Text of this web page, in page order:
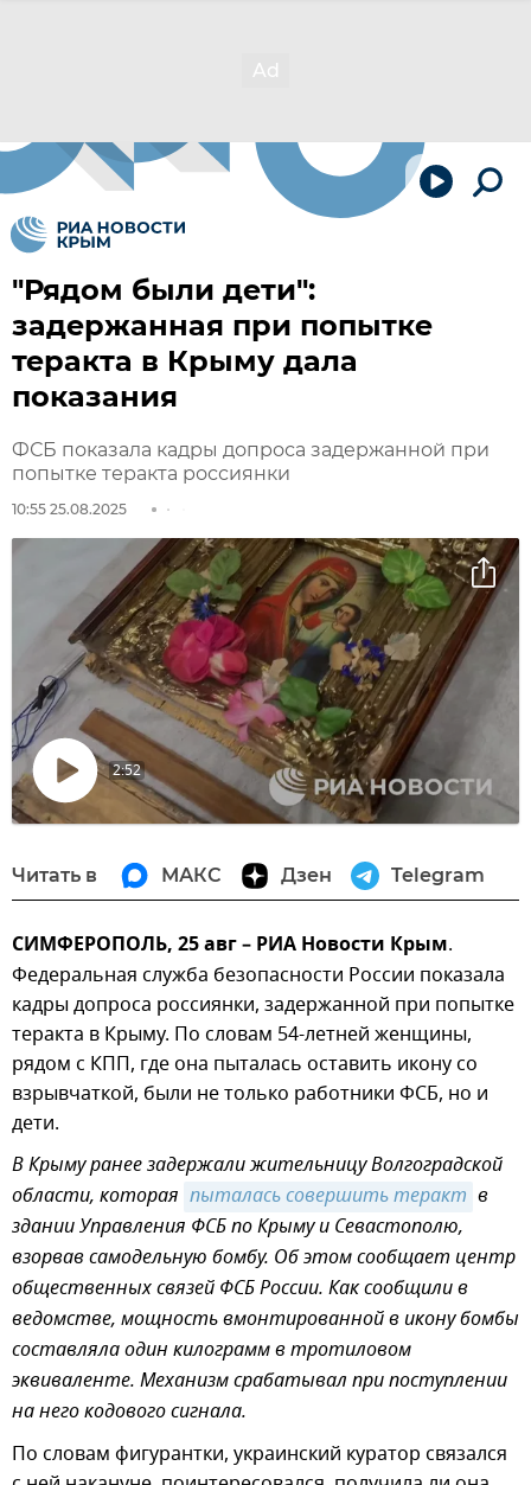
"Рядом были дети":
задержанная при попытке
теракта в Крыму дала
показания
ФСБ показала кадры допроса задержанной при
попытке теракта россиянки
10:55 25.08.2025
Воспроизвести
2:52
Читать в МАКС Дзен Telegram
СИМФЕРОПОЛЬ, 25 авг – РИА Новости Крым.
Федеральная служба безопасности России показала
кадры допроса россиянки, задержанной при попытке
теракта в Крыму. По словам 54-летней женщины,
рядом с КПП, где она пыталась оставить икону со
взрывчаткой, были не только работники ФСБ, но и
дети.
В Крыму ранее задержали жительницу Волгоградской
области, которая пыталась совершить теракт в
здании Управления ФСБ по Крыму и Севастополю,
взорвав самодельную бомбу. Об этом сообщает центр
общественных связей ФСБ России. Как сообщили в
ведомстве, мощность вмонтированной в икону бомбы
составляла один килограмм в тротиловом
эквиваленте. Механизм срабатывал при поступлении
на него кодового сигнала.
По словам фигурантки, украинский куратор связался